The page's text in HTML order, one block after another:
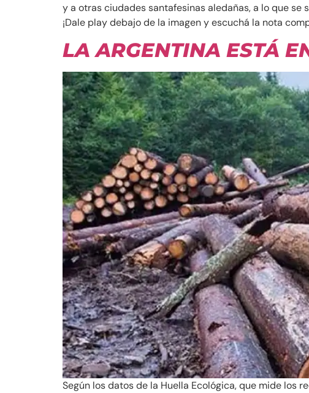
y a otras ciudades santafesinas aledañas, a lo que
¡Dale play debajo de la imagen y escuchá la nota
LA ARGENTINA ESTÁ
Según los datos de la Huella Ecológica, que mide los